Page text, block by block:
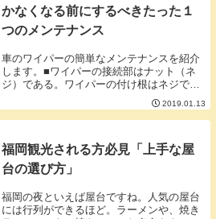
かなくなる前にするべきたった１
つのメンテナンス
車のワイパーの簡単なメンテナンスを紹介
します。■ワイパーの接続部はナット（ネ
ジ）である。ワイパーの付け根はネジで止
める仕組みになっています。▼ワイパーの
付け根▼ガチャガチャするとカバーが取れ
てネジ部が顔を出します。このネジが緩む
2019.01.13
福岡観光される方必見「上手な屋
台の選び方」
福岡の夜といえば屋台ですね。人気の屋台
には行列ができるほど。ラーメンや、焼き